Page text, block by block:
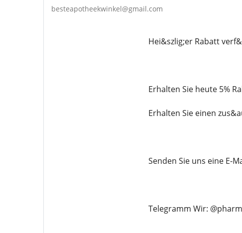
besteapotheekwinkel@gmail.com
Hei&szlig;er Rabatt
Erhalten Sie heute 5%
Erhalten Sie einen
Senden Sie uns eine E-
Telegramm Wir: